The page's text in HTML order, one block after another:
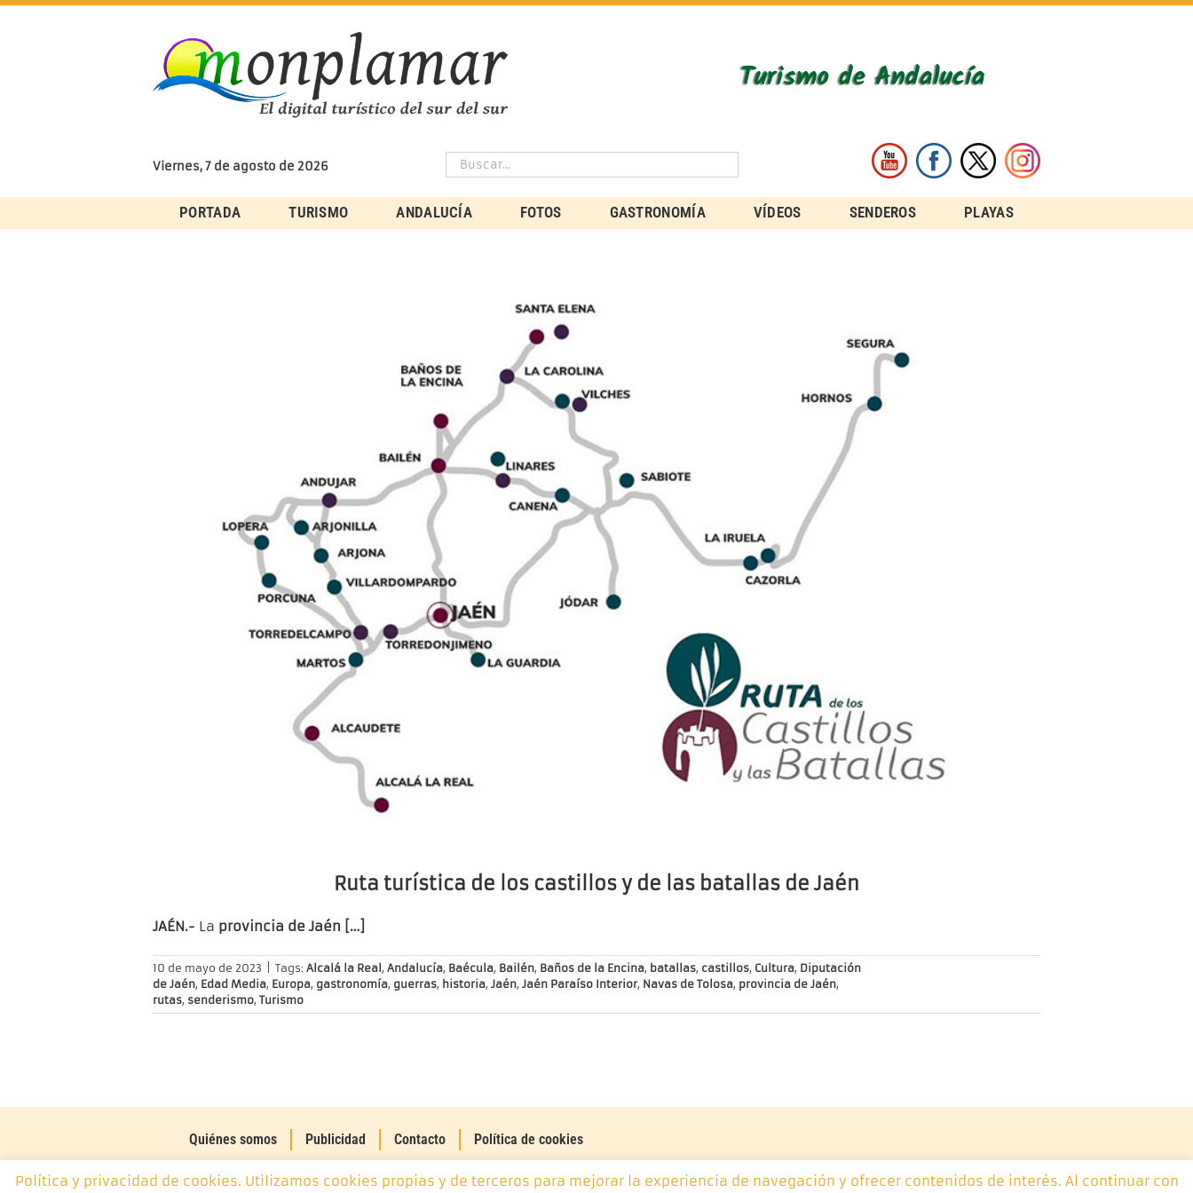
Skip
Viernes, 7 de agosto de 2026
PORTADA TURISMO ANDALUCÍA FOTOS GASTRONOMÍA VÍDEOS SENDEROS PLAYAS
Ruta turística de los castillos y de las batallas de Jaén
JAÉN.- La provincia de Jaén […]
10 de mayo de 2023 Tags: Alcalá la Real , Andalucía, Baécula, Bailén, Baños de la Encina, batallas, castillos, Cultura, Diputación
de Jaén, Edad Media, Europa, gastronomía, guerras, historia, Jaén, Jaén Paraíso Interior, Navas de Tolosa, provincia de Jaén,
rutas, senderismo, Turismo
Quiénes somos Publicidad Contacto Política de cookies
Política y privacidad de cookies. Utilizamos cookies propias y de terceros para mejorar la experiencia de navegación y ofrecer contenidos de interés. Al continuar con